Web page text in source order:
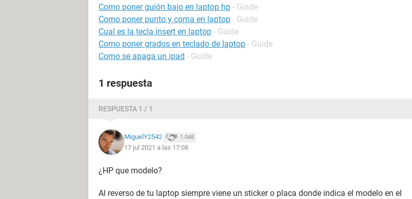
Como poner guión bajo en laptop hp - Guide
Como poner punto y coma en laptop - Guide
Cual es la tecla insert en laptop - Guide
Como poner grados en teclado de laptop - Guide
Como se apaga un ipad - Guide
1 respuesta
RESPUESTA 1 / 1
MiguelY2542 1.048
17 jul 2021 a las 17:08
¿HP que modelo?
Al reverso de tu laptop siempre viene un sticker o placa donde indica el modelo en el